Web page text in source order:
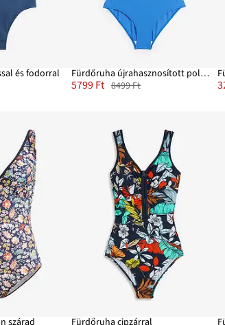
és fodorral Fürdőruha újrahasznosított poliamidból
5799 Ft 8499 Ft
szárad Fürdőruha cipzárral